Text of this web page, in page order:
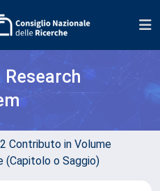
Contributo in Volume
(Capitolo o Saggio)